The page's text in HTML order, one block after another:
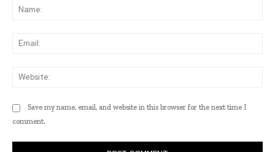
Save my name, email, and website in this browser for the next time I
comment.